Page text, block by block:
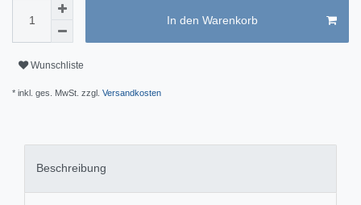
In den Warenkorb
Wunschliste
* inkl. ges. MwSt. zzgl. Versandkosten
Beschreibung